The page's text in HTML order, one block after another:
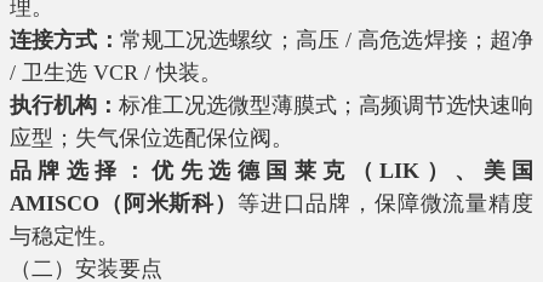
理。
连接方式： 常规工况选螺纹；高压 / 高危选焊接；超净
/ 卫生选 VCR / 快装。
执行机构： 标准工况选微型薄膜式；高频调节选快速响
应型；失气保位选配保位阀。
品牌选择：优先选德国莱克（LIK）、 美国
AMISCO（阿米斯科） 等进口品牌，保障微流量精度
与稳定性。
（二）安装要点